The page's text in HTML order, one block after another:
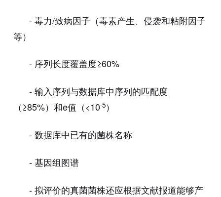
- 毒力/致病因子（毒素产生、侵袭和粘附因子
等）
- 序列长度覆盖度≥60%
- 输入序列与数据库中序列的匹配度
（≥85%）和e值（<10-5）
- 数据库中已有的菌株名称
- 基因组图谱
- 拟评价的真菌菌株还应根据文献报道能够产